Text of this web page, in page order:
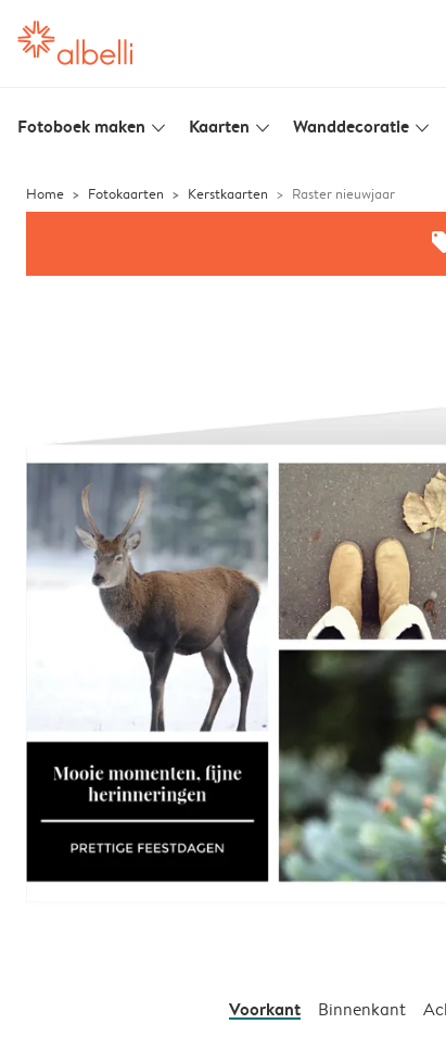
Fotoboek maken slim_arrow_down Kaarten slim_arrow_down Wanddecoratie slim_arrow_down
Home Fotokaarten Kerstkaarten Raster nieuwjaar
Voorkant Binnenkant